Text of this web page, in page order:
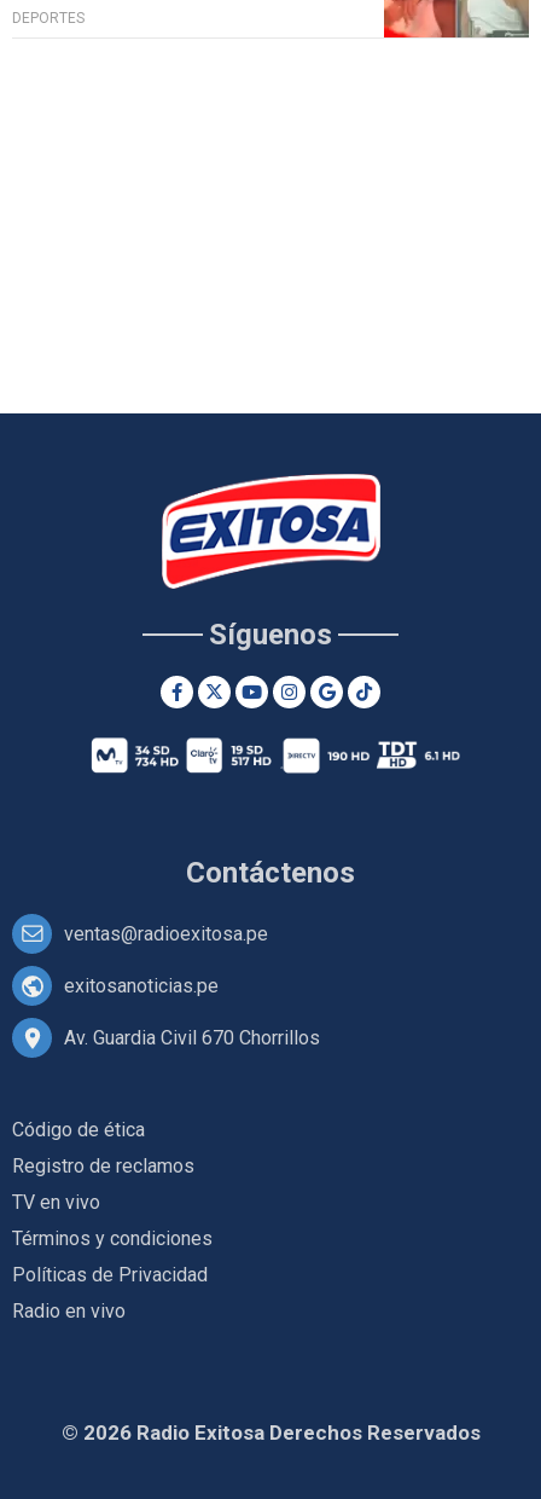
DEPORTES
Contáctenos
ventas@radioexitosa.pe
exitosanoticias.pe
Av. Guardia Civil 670 Chorrillos
Síguenos
Código de ética
Registro de reclamos
TV en vivo
Términos y condiciones
Políticas de Privacidad
Radio en vivo
© 2026 Radio Exitosa Derechos Reservados